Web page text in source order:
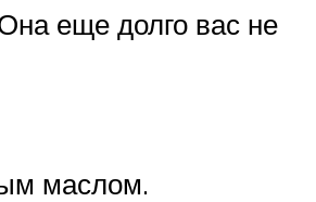
еще долго вас не
маслом.